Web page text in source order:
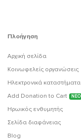
Πλοήγηση
Αρχική σελίδα
Κοινωφελείς οργανώσεις
Ηλεκτρονικά καταστήματα
Add Donation to Cart
ΝΕΟ
Ηρωικός ενθυμητής
Σελίδα διαφάνειας
Blog